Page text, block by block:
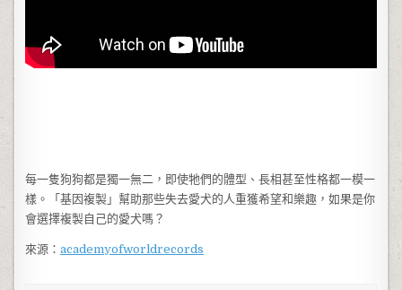
每一隻狗狗都是獨一無二，即使牠們的體型、長相甚至性格都一模一
樣。「基因複製」幫助那些失去愛犬的人重獲希望和樂趣，如果是你
會選擇複製自己的愛犬嗎？
來源：academyofworldrecords